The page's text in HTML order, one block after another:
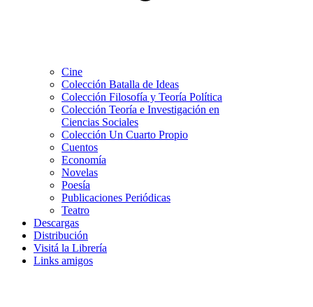
Cine
Colección Batalla de Ideas
Colección Filosofía y Teoría Política
Colección Teoría e Investigación en
Ciencias Sociales
Colección Un Cuarto Propio
Cuentos
Economía
Novelas
Poesía
Publicaciones Periódicas
Teatro
Descargas
Distribución
Visitá la Librería
Links amigos